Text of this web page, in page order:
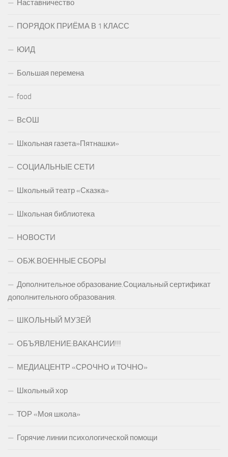
Наставничество
ПОРЯДОК ПРИЁМА В 1 КЛАСС
ЮИД
Большая перемена
food
ВсОШ
Школьная газета»Пятнашки»
СОЦИАЛЬНЫЕ СЕТИ
Школьный театр «Сказка»
Школьная библиотека
НОВОСТИ
ОБЖ.ВОЕННЫЕ СБОРЫ
Дополнительное образование.Социальный сертификат
дополнительного образования.
ШКОЛЬНЫЙ МУЗЕЙ
ОБЪЯВЛЕНИЕ:ВАКАНСИИ!!!
МЕДИАЦЕНТР «СРОЧНО и ТОЧНО»
Школьный хор
ТОР «Моя школа»
Горячие линии психологической помощи